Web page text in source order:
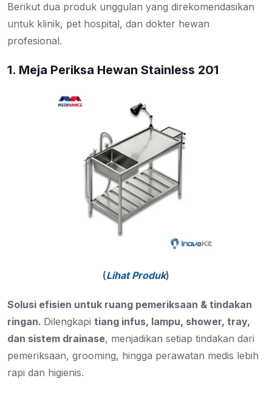
Berikut dua produk unggulan yang direkomendasikan
untuk klinik, pet hospital, dan dokter hewan
profesional.
1. Meja Periksa Hewan Stainless 201
(Lihat Produk)
Solusi efisien untuk ruang pemeriksaan & tindakan
ringan. Dilengkapi tiang infus, lampu, shower, tray,
dan sistem drainase, menjadikan setiap tindakan dari
pemeriksaan, grooming, hingga perawatan medis lebih
rapi dan higienis.